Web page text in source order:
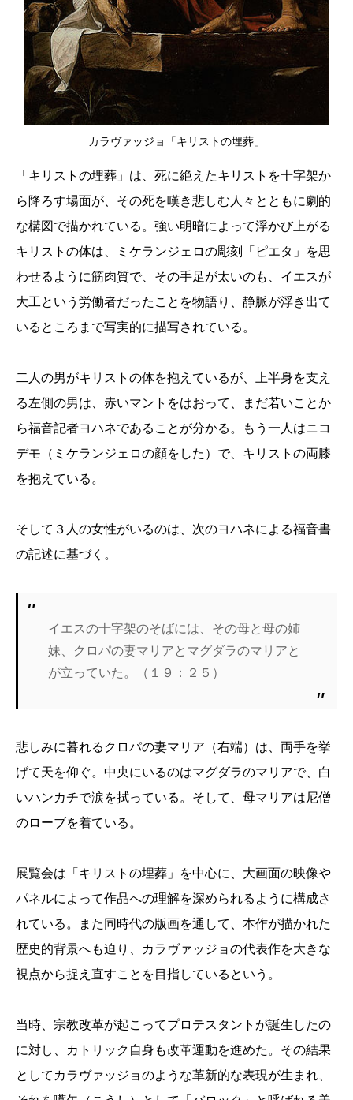
カラヴァッジョ「キリストの埋葬」
「キリストの埋葬」は、死に絶えたキリストを十字架か
ら降ろす場面が、その死を嘆き悲しむ人々とともに劇的
な構図で描かれている。強い明暗によって浮かび上がる
キリストの体は、ミケランジェロの彫刻「ピエタ」を思
わせるように筋肉質で、その手足が太いのも、イエスが
大工という労働者だったことを物語り、静脈が浮き出て
いるところまで写実的に描写されている。
二人の男がキリストの体を抱えているが、上半身を支え
る左側の男は、赤いマントをはおって、まだ若いことか
ら福音記者ヨハネであることが分かる。もう一人はニコ
デモ（ミケランジェロの顔をした）で、キリストの両膝
を抱えている。
そして３人の女性がいるのは、次のヨハネによる福音書
の記述に基づく。
イエスの十字架のそばには、その母と母の姉
妹、クロパの妻マリアとマグダラのマリアと
が立っていた。（１９：２５）
悲しみに暮れるクロパの妻マリア（右端）は、両手を挙
げて天を仰ぐ。中央にいるのはマグダラのマリアで、白
いハンカチで涙を拭っている。そして、母マリアは尼僧
のローブを着ている。
展覧会は「キリストの埋葬」を中心に、大画面の映像や
パネルによって作品への理解を深められるように構成さ
れている。また同時代の版画を通して、本作が描かれた
歴史的背景へも迫り、カラヴァッジョの代表作を大きな
視点から捉え直すことを目指しているという。
当時、宗教改革が起こってプロテスタントが誕生したの
に対し、カトリック自身も改革運動を進めた。その結果
としてカラヴァッジョのような革新的な表現が生まれ、